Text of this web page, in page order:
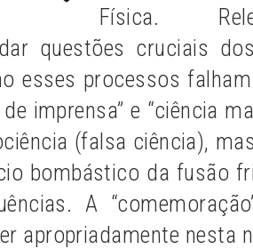
Física.
questões cruciais
esses processos
imprensa” e “ciência
(falsa ciência),
bombástico da fusão
A
apropriadamente nesta